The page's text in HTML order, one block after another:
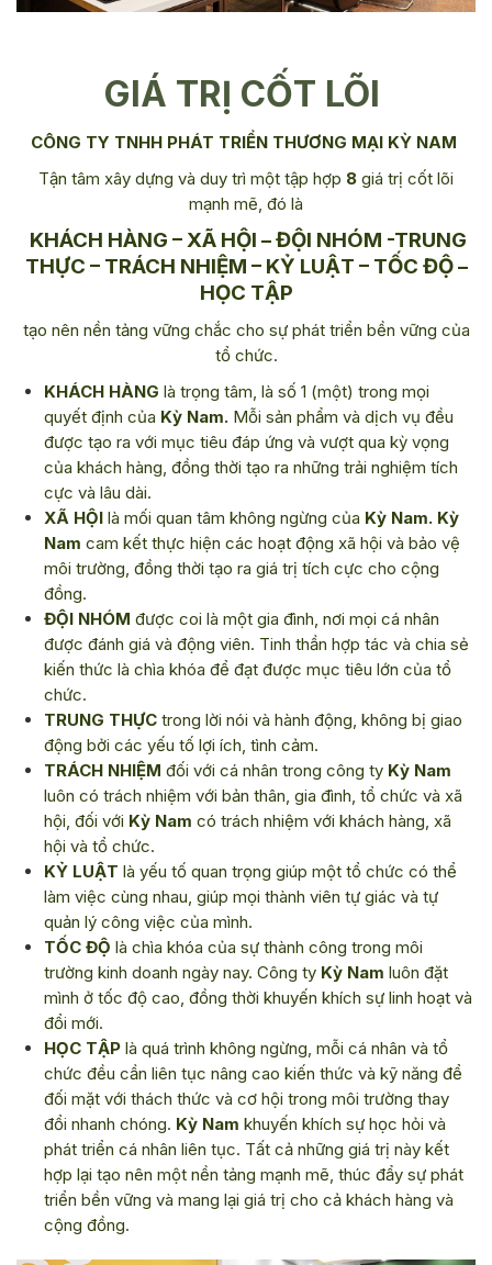
GIÁ TRỊ CỐT LÕI
CÔNG TY TNHH PHÁT TRIỂN THƯƠNG MẠI KỲ NAM
Tận tâm xây dựng và duy trì một tập hợp 8 giá trị cốt lõi
mạnh mẽ, đó là
KHÁCH HÀNG – XÃ HỘI – ĐỘI NHÓM -TRUNG
THỰC – TRÁCH NHIỆM – KỶ LUẬT – TỐC ĐỘ –
HỌC TẬP
tạo nên nền tảng vững chắc cho sự phát triển bền vững của
tổ chức.
KHÁCH HÀNG là trọng tâm, là số 1 (một) trong mọi
quyết định của Kỳ Nam. Mỗi sản phẩm và dịch vụ đều
được tạo ra với mục tiêu đáp ứng và vượt qua kỳ vọng
của khách hàng, đồng thời tạo ra những trải nghiệm tích
cực và lâu dài.
XÃ HỘI là mối quan tâm không ngừng của Kỳ Nam. Kỳ
Nam cam kết thực hiện các hoạt động xã hội và bảo vệ
môi trường, đồng thời tạo ra giá trị tích cực cho cộng
đồng.
ĐỘI NHÓM được coi là một gia đình, nơi mọi cá nhân
được đánh giá và động viên. Tinh thần hợp tác và chia sẻ
kiến thức là chìa khóa để đạt được mục tiêu lớn của tổ
chức.
TRUNG THỰC trong lời nói và hành động, không bị giao
động bởi các yếu tố lợi ích, tình cảm.
TRÁCH NHIỆM đối với cá nhân trong công ty Kỳ Nam
luôn có trách nhiệm với bản thân, gia đình, tổ chức và xã
hội, đối với Kỳ Nam có trách nhiệm với khách hàng, xã
hội và tổ chức.
KỶ LUẬT là yếu tố quan trọng giúp một tổ chức có thể
làm việc cùng nhau, giúp mọi thành viên tự giác và tự
quản lý công việc của mình.
TỐC ĐỘ là chìa khóa của sự thành công trong môi
trường kinh doanh ngày nay. Công ty Kỳ Nam luôn đặt
mình ở tốc độ cao, đồng thời khuyến khích sự linh hoạt và
đổi mới.
HỌC TẬP là quá trình không ngừng, mỗi cá nhân và tổ
chức đều cần liên tục nâng cao kiến thức và kỹ năng để
đối mặt với thách thức và cơ hội trong môi trường thay
đổi nhanh chóng. Kỳ Nam khuyến khích sự học hỏi và
phát triển cá nhân liên tục. Tất cả những giá trị này kết
hợp lại tạo nên một nền tảng mạnh mẽ, thúc đẩy sự phát
triển bền vững và mang lại giá trị cho cả khách hàng và
cộng đồng.